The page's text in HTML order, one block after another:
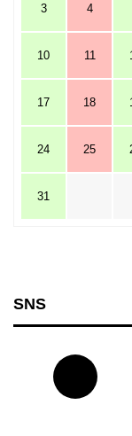
3 4
10 11
17 18
24 25
31
SNS